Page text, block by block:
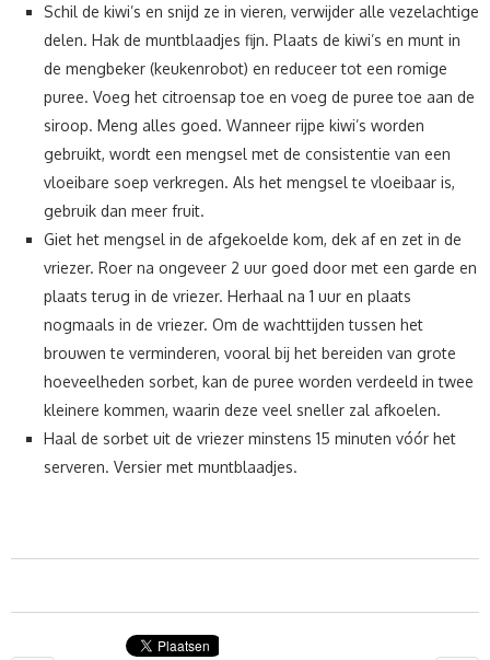
Schil de kiwi’s en snijd ze in vieren, verwijder alle vezelachtige
delen. Hak de muntblaadjes fijn. Plaats de kiwi’s en munt in
de mengbeker (keukenrobot) en reduceer tot een romige
puree. Voeg het citroensap toe en voeg de puree toe aan de
siroop. Meng alles goed. Wanneer rijpe kiwi’s worden
gebruikt, wordt een mengsel met de consistentie van een
vloeibare soep verkregen. Als het mengsel te vloeibaar is,
gebruik dan meer fruit.
Giet het mengsel in de afgekoelde kom, dek af en zet in de
vriezer. Roer na ongeveer 2 uur goed door met een garde en
plaats terug in de vriezer. Herhaal na 1 uur en plaats
nogmaals in de vriezer. Om de wachttijden tussen het
brouwen te verminderen, vooral bij het bereiden van grote
hoeveelheden sorbet, kan de puree worden verdeeld in twee
kleinere kommen, waarin deze veel sneller zal afkoelen.
Haal de sorbet uit de vriezer minstens 15 minuten vóór het
serveren. Versier met muntblaadjes.